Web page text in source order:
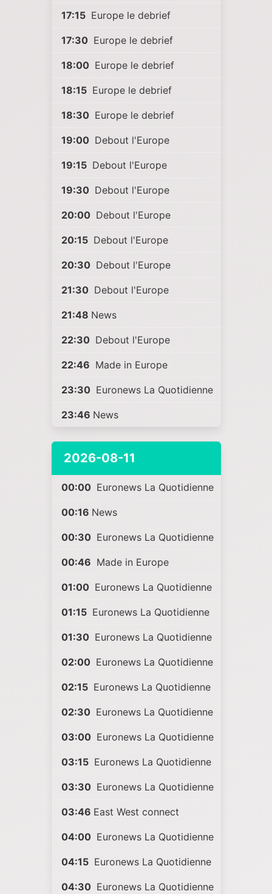
17:15 Europe le debrief
17:30 Europe le debrief
18:00 Europe le debrief
18:15 Europe le debrief
18:30 Europe le debrief
19:00 Debout l'Europe
19:15 Debout l'Europe
19:30 Debout l'Europe
20:00 Debout l'Europe
20:15 Debout l'Europe
20:30 Debout l'Europe
21:30 Debout l'Europe
21:48 News
22:30 Debout l'Europe
22:46 Made in Europe
23:30 Euronews La Quotidienne
23:46 News
2026-08-11
00:00 Euronews La Quotidienne
00:16 News
00:30 Euronews La Quotidienne
00:46 Made in Europe
01:00 Euronews La Quotidienne
01:15 Euronews La Quotidienne
01:30 Euronews La Quotidienne
02:00 Euronews La Quotidienne
02:15 Euronews La Quotidienne
02:30 Euronews La Quotidienne
03:00 Euronews La Quotidienne
03:15 Euronews La Quotidienne
03:30 Euronews La Quotidienne
03:46 East West connect
04:00 Euronews La Quotidienne
04:15 Euronews La Quotidienne
04:30 Euronews La Quotidienne